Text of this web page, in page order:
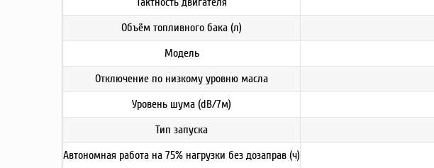
Объём топливного бака (л)
Модель
Отключение по низкому уровню масла
Уровень шума (dB/7м)
Тип запуска
Автономная работа на 75% нагрузки без дозаправ (ч)